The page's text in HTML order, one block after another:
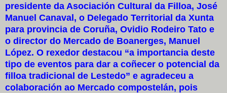
presidente da Asociación Cultural da Filloa, José
Manuel Canaval, o Delegado Territorial da Xunta
para provincia de Coruña, Ovidio Rodeiro Tato e
o director do Mercado de Boanerges, Manuel
López. O rexedor destacou “a importancia deste
tipo de eventos para dar a coñecer o potencial da
filloa tradicional de Lestedo” e agradeceu a
colaboración ao Mercado compostelán, pois